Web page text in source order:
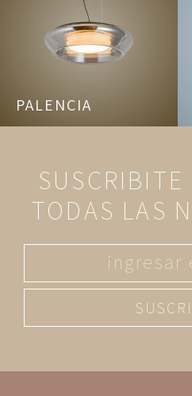
PALENCIA
SUSCRIBITE
TODAS LAS